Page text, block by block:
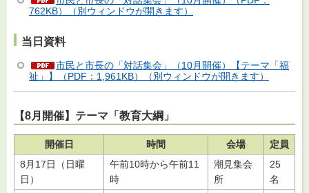
762KB）（別ウィンドウが開きます）
当日資料
市民と市長の「対話集会」（10月開催）【テーマ「福
祉」】（PDF：1,961KB）（別ウィンドウが開きます）
【8月開催】テーマ「教育大綱」
開催日 時間 会場
定員
8月17日（日曜
日）
午前10時から午前11
時
潮見集会
所
25
名